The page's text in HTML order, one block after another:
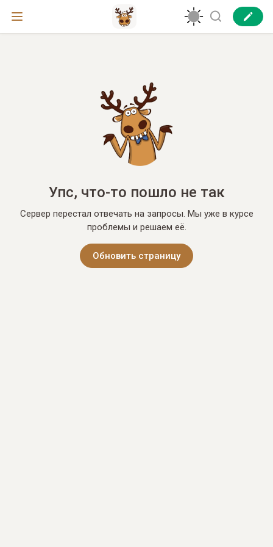
Упс, что-то пошло не так
Сервер перестал отвечать на запросы. Мы уже в курсе
проблемы и решаем её.
Обновить страницу